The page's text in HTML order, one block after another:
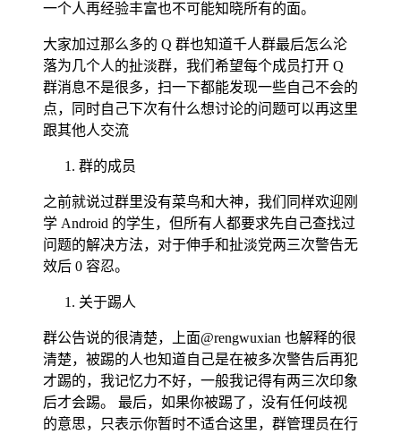
一个人再经验丰富也不可能知晓所有的面。
大家加过那么多的 Q 群也知道千人群最后怎么沦
落为几个人的扯淡群，我们希望每个成员打开 Q
群消息不是很多，扫一下都能发现一些自己不会的
点，同时自己下次有什么想讨论的问题可以再这里
跟其他人交流
群的成员
之前就说过群里没有菜鸟和大神，我们同样欢迎刚
学 Android 的学生，但所有人都要求先自己查找过
问题的解决方法，对于伸手和扯淡党两三次警告无
效后 0 容忍。
关于踢人
群公告说的很清楚，上面@rengwuxian 也解释的很
清楚，被踢的人也知道自己是在被多次警告后再犯
才踢的，我记忆力不好，一般我记得有两三次印象
后才会踢。 最后，如果你被踢了，没有任何歧视
的意思，只表示你暂时不适合这里，群管理员在行